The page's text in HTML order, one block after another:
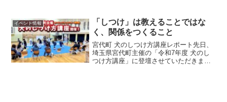
のままではすぐにまた冬が来てしま
う！...
イベント情報
「しつけ」は教えることではな
く、関係をつくること
宮代町 犬のしつけ方講座レポート先日、
埼玉県宮代町主催の「令和7年度 犬のし
つけ方講座」に登壇させていただきまし